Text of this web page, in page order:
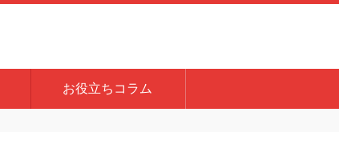
お役立ちコラム